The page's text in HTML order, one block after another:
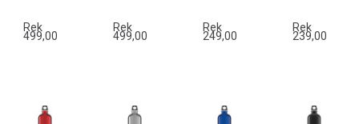
Rek
499,00
Rek
499,00
Rek
249,00
Rek
239,00